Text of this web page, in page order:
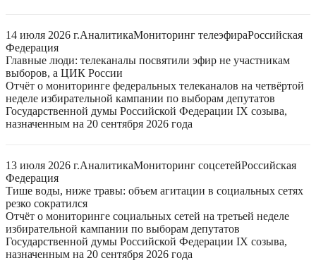
14 июля 2026 г.АналитикаМониторинг телеэфираРоссийская
Федерация
Главные люди: телеканалы посвятили эфир не участникам
выборов, а ЦИК России
Отчёт о мониторинге федеральных телеканалов на четвёртой
неделе избирательной кампании по выборам депутатов
Государственной думы Российской Федерации IX созыва,
назначенным на 20 сентября 2026 года
13 июля 2026 г.АналитикаМониторинг соцсетейРоссийская
Федерация
Тише воды, ниже травы: объем агитации в социальных сетях
резко сократился
Отчёт о мониторинге социальных сетей на третьей неделе
избирательной кампании по выборам депутатов
Государственной думы Российской Федерации IX созыва,
назначенным на 20 сентября 2026 года